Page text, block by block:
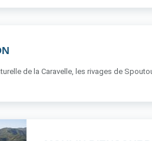
de la Caravelle, les rivages de